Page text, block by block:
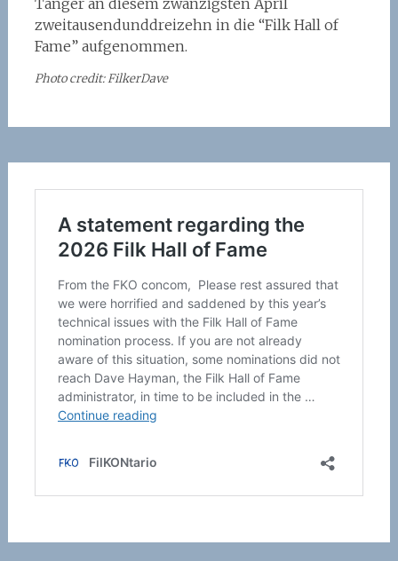
Tanger an diesem zwanzigsten April
zweitausendunddreizehn in die “Filk Hall of
Fame” aufgenommen.
Photo credit: FilkerDave